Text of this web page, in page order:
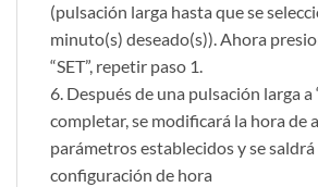
(pulsación larga hasta que se
minuto(s) deseado(s)). Ahora
“SET”, repetir paso 1.
6. Después de una pulsación larga a
completar, se modificará la hora de
parámetros establecidos y se
configuración de hora